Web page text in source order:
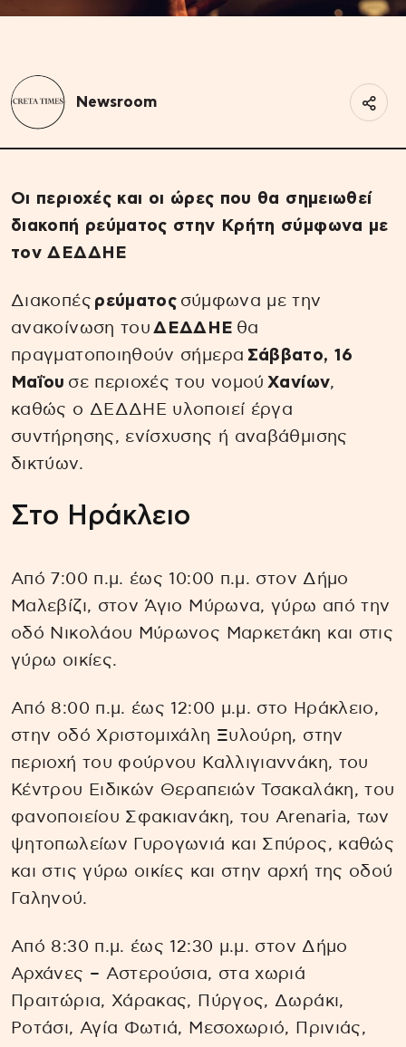
Newsroom
Οι περιοχές και οι ώρες που θα σημειωθεί
διακοπή ρεύματος στην Κρήτη σύμφωνα με
τον ΔΕΔΔΗΕ
Διακοπές ρεύματος σύμφωνα με την
ανακοίνωση τουΔΕΔΔΗΕ θα
πραγματοποιηθούν σήμερα Σάββατο, 16
Μαΐου σε περιοχές του νομού Χανίων,
καθώς ο ΔΕΔΔΗΕ υλοποιεί έργα
συντήρησης, ενίσχυσης ή αναβάθμισης
δικτύων.
Στο Ηράκλειο
Από 7:00 π.μ. έως 10:00 π.μ. στον Δήμο
Μαλεβίζι, στον Άγιο Μύρωνα, γύρω από την
οδό Νικολάου Μύρωνος Μαρκετάκη και στις
γύρω οικίες.
Από 8:00 π.μ. έως 12:00 μ.μ. στο Ηράκλειο,
στην οδό Χριστομιχάλη Ξυλούρη, στην
περιοχή του φούρνου Καλλιγιαννάκη, του
Κέντρου Ειδικών Θεραπειών Τσακαλάκη, του
φανοποιείου Σφακιανάκη, του Arenaria, των
ψητοπωλείων Γυρογωνιά και Σπύρος, καθώς
και στις γύρω οικίες και στην αρχή της οδού
Γαληνού.
Από 8:30 π.μ. έως 12:30 μ.μ. στον Δήμο
Αρχάνες – Αστερούσια, στα χωριά
Πραιτώρια, Χάρακας, Πύργος, Δωράκι,
Ροτάσι, Αγία Φωτιά, Μεσοχωριό, Πρινιάς,